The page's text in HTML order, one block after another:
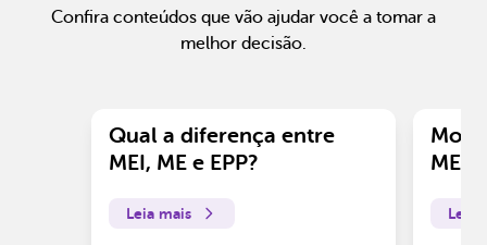
Confira conteúdos que vão ajudar você a tomar a
melhor decisão.
Qual a diferença entre
MEI, ME e EPP?
Leia mais
ME?
Leia